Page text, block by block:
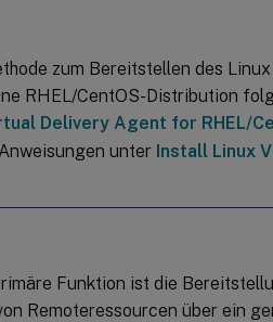
zum Bereitstellen des
RHEL/CentOS-Distribution
Delivery Agent for RHEL/
unter Install Linux
Funktion ist die
Remoteressourcen über ein